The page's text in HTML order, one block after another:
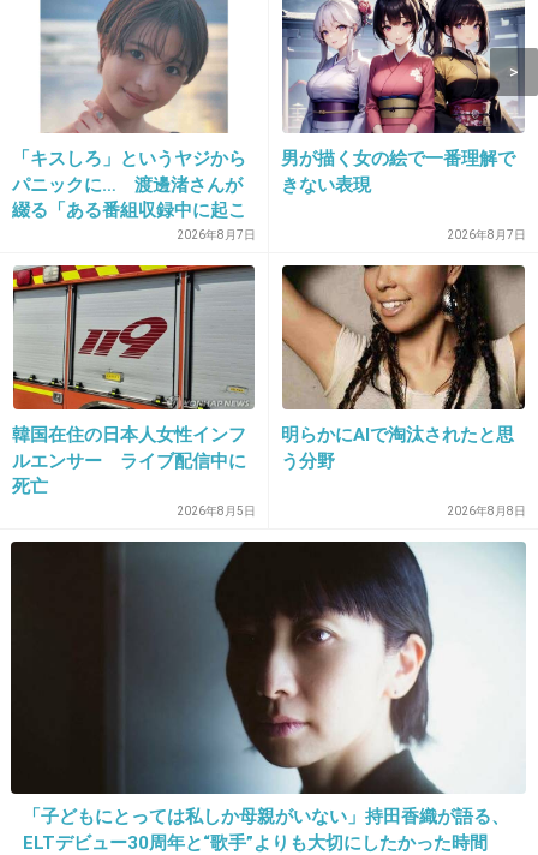
2019/11/06(水) 17:39:56
チクリンフリン
+165 -1
気持ち悪い人だ
+235 -0
2019/11/06(水) 17:40:07
>>1
衣装も派手色だし、やらかしたから今後は表に
出ずひっそりと…みたいなことは全く考えてな
さそう笑
「キスしろ」というヤジから
パニックに… 渡邊渚さんが
綴る「ある番組収録中に起こ
ったフラッシュバック」2026年8月7日
男が描く女の絵で一番理解で
きない表現
2026年8月7日
韓国在住の日本人女性インフ
ルエンサー ライブ配信中に
死亡
2026年8月5日
明らかにAIで淘汰されたと思
う分野
2026年8月8日
「子どもにとっては私しか母親がいない」持田香織が語る、
ELTデビュー30周年と“歌手”よりも大切にしたかった時間